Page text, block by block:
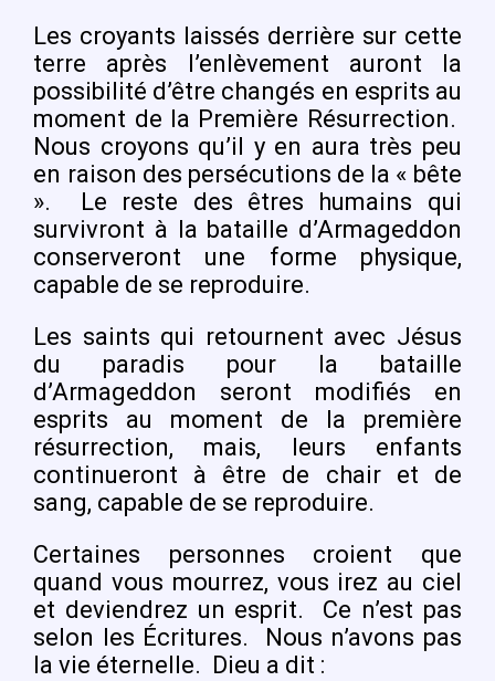
Les croyants laissés derrière sur cette
terre après l’enlèvement auront la
possibilité d’être changés en esprits au
moment de la Première Résurrection.
Nous croyons qu’il y en aura très peu
en raison des persécutions de la « bête
».
Le reste des êtres humains qui
survivront à la bataille d’Armageddon
conserveront une forme physique,
capable de se reproduire.
Les saints qui retournent avec Jésus
du paradis pour la bataille
d’Armageddon seront modifiés en
esprits au moment de la première
résurrection, mais, leurs enfants
continueront à être de chair et de
sang, capable de se reproduire.
Certaines personnes croient que
quand vous mourrez, vous irez au ciel
et deviendrez un esprit.
Ce n’est pas
selon les Écritures.
Nous n’avons pas
la vie éternelle.
Dieu a dit :